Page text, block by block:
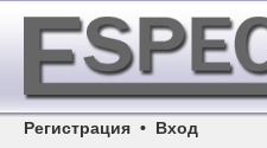
Регистрация • Вход